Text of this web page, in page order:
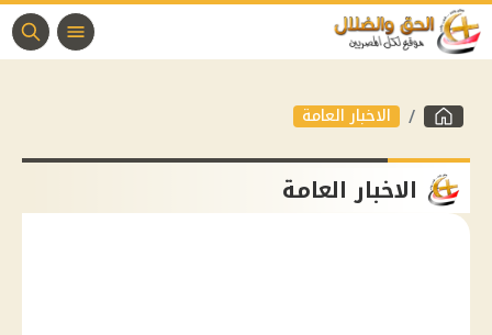
الاخبار العامة
الاخبار العامة